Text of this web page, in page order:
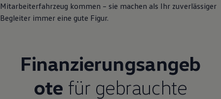
Mitarbeiterfahrzeug kommen – sie machen als Ihr zuverlässiger
Begleiter immer eine gute Figur.
Finanzierungsangeb
ote für gebrauchte